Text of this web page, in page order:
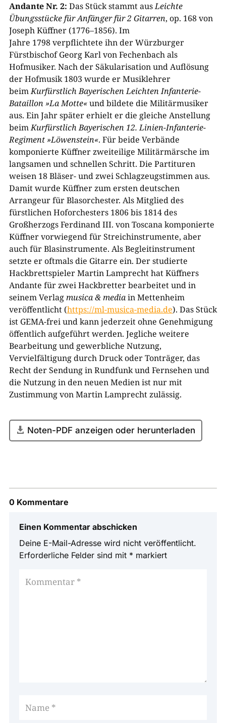
Andante Nr. 2: Das Stück stammt ausLeichte
Übungsstücke für Anfänger für 2 Gitarren, op. 168von
Joseph Küffner (1776–1856). Im
Jahre 1798verpflichtete ihn der Würzburger
Fürstbischof Georg Karl von Fechenbach als
Hofmusiker. Nach der Säkularisation und Auflösung
der Hofmusik1803 wurde er Musiklehrer
beimKurfürstlich Bayerischen Leichten Infanterie-
Bataillon »La Motte«und bildete die Militärmusiker
aus. Ein Jahr später erhielt er die gleiche Anstellung
beimKurfürstlich Bayerischen 12. Linien-Infanterie-
Regiment »Löwenstein«. Für beide Verbände
komponierte Küffner zweiteilige Militärmärsche im
langsamen und schnellen Schritt. Die Partituren
weisen 18Bläser- und zwei Schlagzeugstimmen aus.
Damit wurde Küffner zum ersten deutschen
Arrangeur für Blasorchester. Als Mitglied des
fürstlichen Hoforchesters 1806 bis 1814des
Großherzogs FerdinandIII. von Toscana komponierte
Küffner vorwiegend für Streichinstrumente, aber
auch für Blasinstrumente. Als Begleitinstrument
setzte er oftmals die Gitarre ein. Der studierte
Hackbrettspieler Martin Lamprecht hat Küffners
Andante für zwei Hackbretter bearbeitet und in
seinem Verlagmusica & mediain Mettenheim
veröffentlicht (https://ml-musica-media.de). Das Stück
ist GEMA-frei und kann jederzeit ohne Genehmigung
öffentlich aufgeführt werden. Jegliche weitere
Bearbeitung und gewerbliche Nutzung,
Vervielfältigung durch Druck oder Tonträger, das
Recht der Sendung in Rundfunk und Fernsehen und
die Nutzung in den neuen Medien ist nur mit
Zustimmung von Martin Lamprecht zulässig.
Noten-PDF anzeigen oder herunterladen
0 Kommentare
Einen Kommentar abschicken
Deine E-Mail-Adresse wird nicht veröffentlicht.
Erforderliche Felder sind mit * markiert